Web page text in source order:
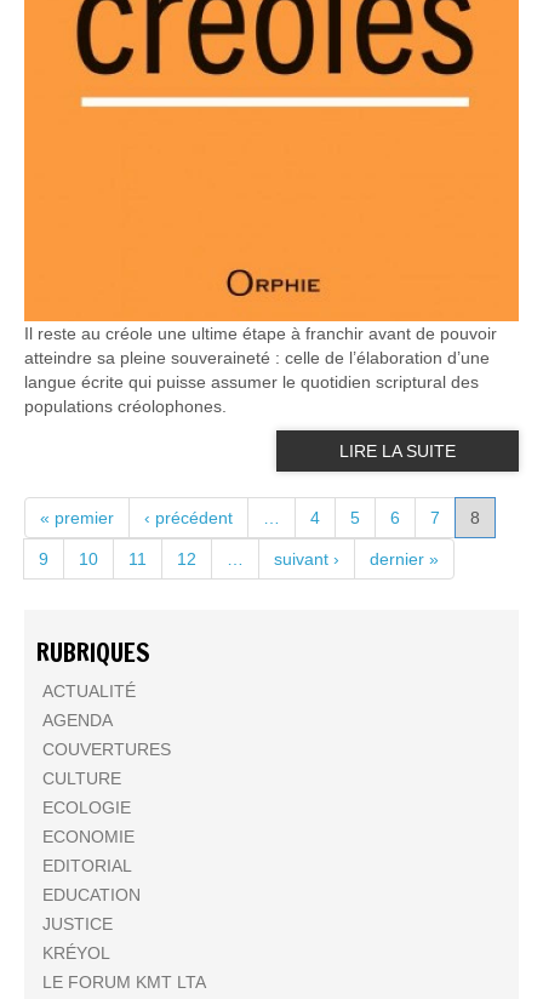
Il reste au créole une ultime étape à franchir avant de pouvoir
atteindre sa pleine souveraineté : celle de l’élaboration d’une
langue écrite qui puisse assumer le quotidien scriptural des
populations créolophones.
LIRE LA SUITE
PAGES
« premier ‹ précédent 4 5 6 7 8
9 10 11 12 suivant › dernier »
RUBRIQUES
ACTUALITÉ
AGENDA
COUVERTURES
CULTURE
ECOLOGIE
ECONOMIE
EDITORIAL
EDUCATION
JUSTICE
KRÉYOL
LE FORUM KMT LTA